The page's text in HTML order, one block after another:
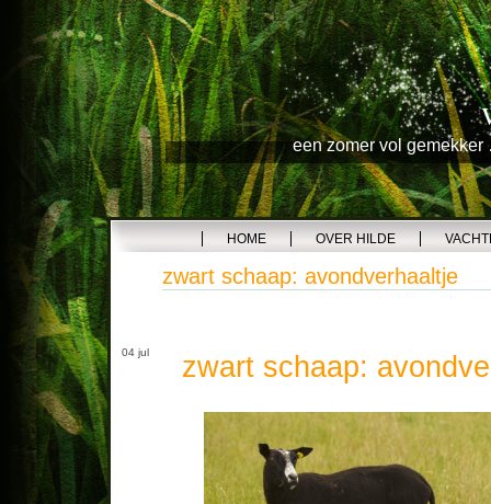
een zomer vol
HOME OVER HILDE
zwart schaap: avondverhaaltje
04 jul zwart schaap: